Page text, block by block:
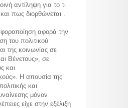
αντίληψη για το τι
πως διορθώνεται .
αφορά την
του πολιτικού
της κοινωνίας σε
Βένετους», σε
και
Η απουσία της
και
μόνον
είχε στην εξέλιξη